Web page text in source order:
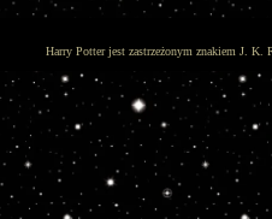
Harry Potter jest zastrzeżonym znakiem J. K.